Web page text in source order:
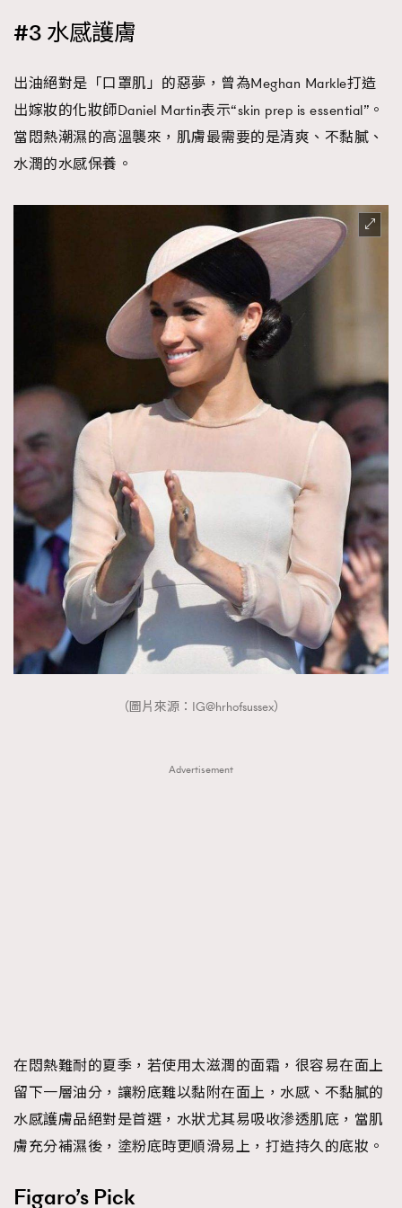
#3 水感護膚
出油絕對是「口罩肌」的惡夢，曾為Meghan Markle打造
出嫁妝的化妝師Daniel Martin表示“skin prep is essential”。
當悶熱潮濕的高溫襲來，肌膚最需要的是清爽、不黏膩、
水潤的水感保養。
（圖片來源：IG@hrhofsussex）
Advertisement
在悶熱難耐的夏季，若使用太滋潤的面霜，很容易在面上
留下一層油分，讓粉底難以黏附在面上，水感、不黏膩的
水感護膚品絕對是首選，水狀尤其易吸收滲透肌底，當肌
膚充分補濕後，塗粉底時更順滑易上，打造持久的底妝。
Figaro’s Pick